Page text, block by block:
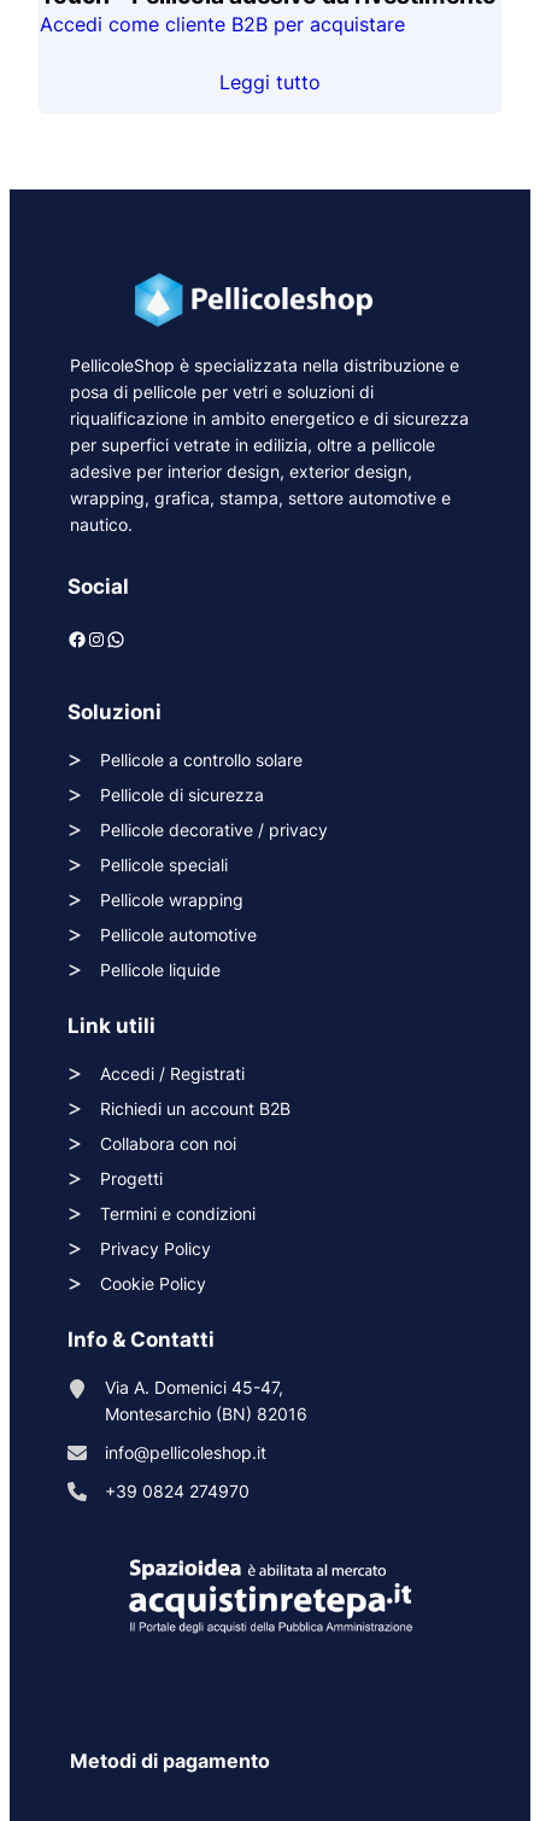
Accedi come cliente B2B per acquistare
Leggi tutto
PellicoleShop è specializzata nella distribuzione e
posa di pellicole per vetri e soluzioni di
riqualificazione in ambito energetico e di sicurezza
per superfici vetrate in edilizia, oltre a pellicole
adesive per interior design, exterior design,
wrapping, grafica, stampa, settore automotive e
nautico.
Social
Facebook Instagram WhatsApp
Soluzioni
Pellicole a controllo solare
Pellicole di sicurezza
Pellicole decorative / privacy
Pellicole speciali
Pellicole wrapping
Pellicole automotive
Pellicole liquide
Link utili
Accedi / Registrati
Richiedi un account B2B
Collabora con noi
Progetti
Termini e condizioni
Privacy Policy
Cookie Policy
Info & Contatti
Via A. Domenici 45-47,
Montesarchio (BN) 82016
info@pellicoleshop.it
+39 0824 274970
Metodi di pagamento